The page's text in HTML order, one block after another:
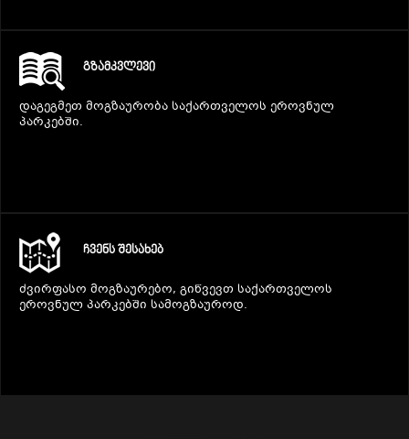
ᲒᲖᲐᲛᲙᲕᲚᲔᲕᲘ
დაგეგმეთ მოგზაურობა საქართველოს ეროვნულ
პარკებში.
ᲩᲕᲔᲜᲡ ᲨᲔᲡᲐᲮᲔᲑ
ძვირფასო მოგზაურებო, გიწვევთ საქართველოს
ეროვნულ პარკებში სამოგზაუროდ.